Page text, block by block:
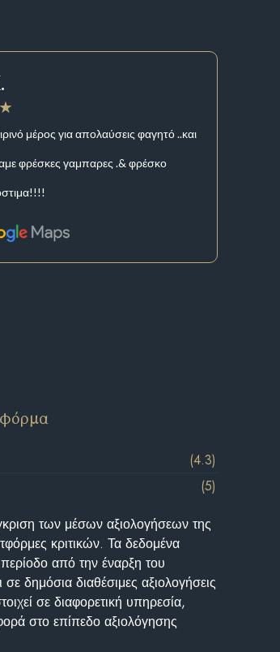
μέρος για απολαύσεις φαγητό ..και
φρέσκες γαμπαρες .& φρέσκο
(4.3)
(5)
των μέσων αξιολογήσεων της
κριτικών. Τα δεδομένα
από την έναρξη του
δημόσια διαθέσιμες αξιολογήσεις
σε διαφορετική υπηρεσία,
στο επίπεδο αξιολόγησης